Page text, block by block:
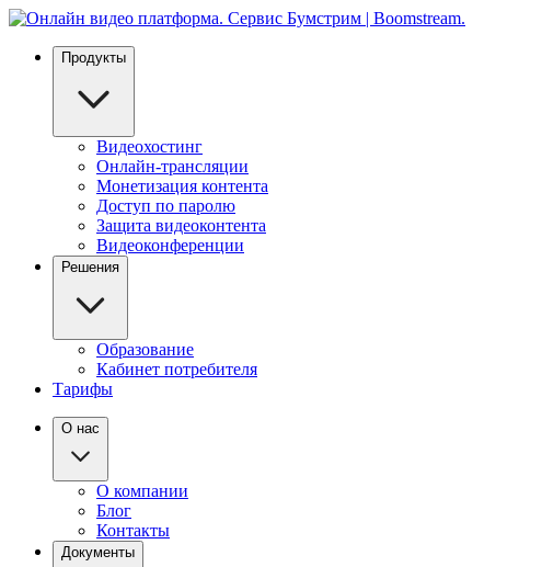
Продукты
Видеохостинг
Онлайн-трансляции
Монетизация контента
Доступ по паролю
Защита видеоконтента
Видеоконференции
Решения
Образование
Кабинет потребителя
Тарифы
О нас
О компании
Блог
Контакты
Документы